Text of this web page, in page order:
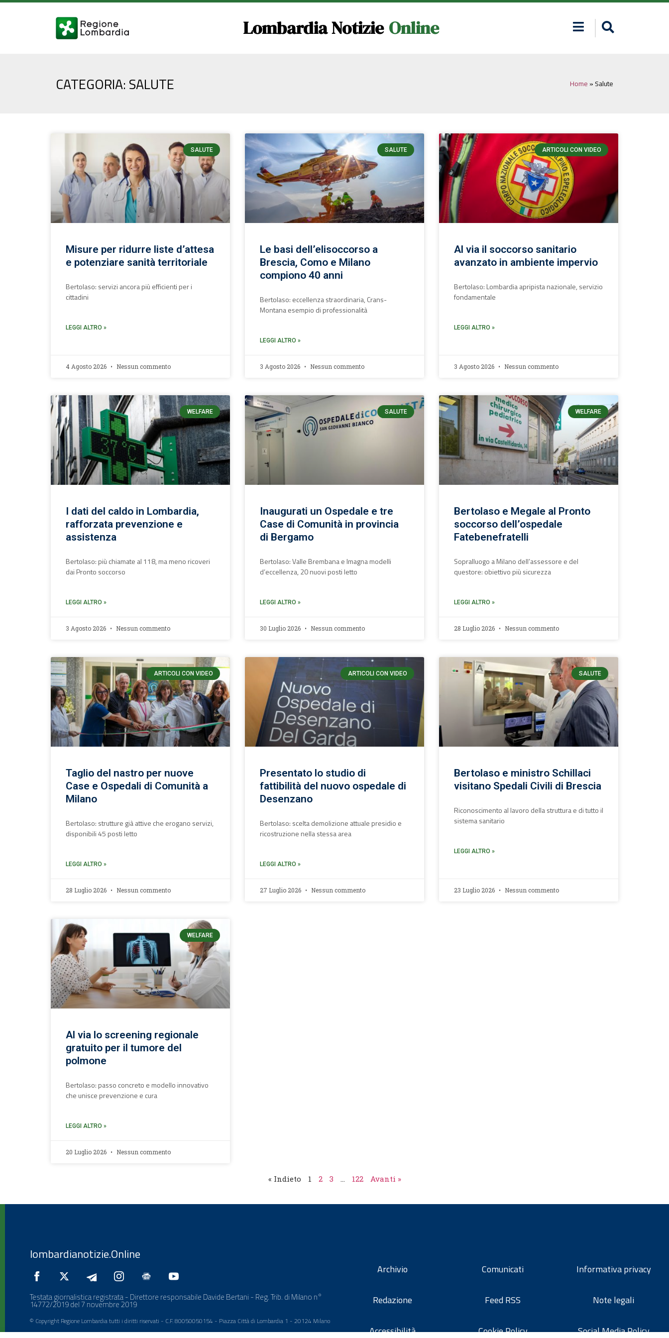
Lombardia Notizie Online
CATEGORIA: SALUTE Home » Salute
SALUTE
Misure per ridurre liste d’attesa
e potenziare sanità territoriale
Bertolaso: servizi ancora più efficienti per i
cittadini
LEGGI ALTRO »
4 Agosto 2026 Nessun commento
SALUTE
Le basi dell’elisoccorso a
Brescia, Como e Milano
compiono 40 anni
Bertolaso: eccellenza straordinaria, Crans-
Montana esempio di professionalità
LEGGI ALTRO »
3 Agosto 2026 Nessun commento
ARTICOLI CON VIDEO
Al via il soccorso sanitario
avanzato in ambiente impervio
Bertolaso: Lombardia apripista nazionale, servizio
fondamentale
LEGGI ALTRO »
3 Agosto 2026 Nessun commento
WELFARE
I dati del caldo in Lombardia,
rafforzata prevenzione e
assistenza
Bertolaso: più chiamate al 118, ma meno ricoveri
dai Pronto soccorso
LEGGI ALTRO »
3 Agosto 2026 Nessun commento
SALUTE
Inaugurati un Ospedale e tre
Case di Comunità in provincia
di Bergamo
Bertolaso: Valle Brembana e Imagna modelli
d’eccellenza, 20 nuovi posti letto
LEGGI ALTRO »
30 Luglio 2026 Nessun commento
WELFARE
Bertolaso e Megale al Pronto
soccorso dell’ospedale
Fatebenefratelli
Sopralluogo a Milano dell’assessore e del
questore: obiettivo più sicurezza
LEGGI ALTRO »
28 Luglio 2026 Nessun commento
ARTICOLI CON VIDEO
Taglio del nastro per nuove
Case e Ospedali di Comunità a
Milano
Bertolaso: strutture già attive che erogano servizi,
disponibili 45 posti letto
LEGGI ALTRO »
28 Luglio 2026 Nessun commento
ARTICOLI CON VIDEO
Presentato lo studio di
fattibilità del nuovo ospedale di
Desenzano
Bertolaso: scelta demolizione attuale presidio e
ricostruzione nella stessa area
LEGGI ALTRO »
27 Luglio 2026 Nessun commento
SALUTE
Bertolaso e ministro Schillaci
visitano Spedali Civili di Brescia
Riconoscimento al lavoro della struttura e di tutto il
sistema sanitario
LEGGI ALTRO »
23 Luglio 2026 Nessun commento
WELFARE
Al via lo screening regionale
gratuito per il tumore del
polmone
Bertolaso: passo concreto e modello innovativo
che unisce prevenzione e cura
LEGGI ALTRO »
20 Luglio 2026 Nessun commento
« Indieto 1 2 3 … 122 Avanti »
lombardianotizie.Online
Testata giornalistica registrata - Direttore responsabile Davide Bertani - Reg. Trib. di Milano n°
14772/2019 del 7 novembre 2019
© Copyright Regione Lombardia tutti i diritti riservati - C.F. 80050050154 - Piazza Città di Lombardia 1 - 20124 Milano
Archivio
Redazione
Accessibilità
Comunicati
Feed RSS
Cookie Policy
Informativa privacy
Note legali
Social Media Policy